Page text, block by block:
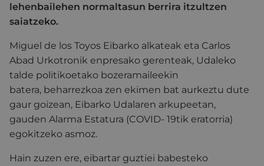
lehenbailehen normaltasun berrira itzultzen
saiatzeko.
Miguel de los Toyos Eibarko alkateak eta Carlos
Abad Urkotronik enpresako gerenteak, Udaleko
talde politikoetako bozeramaileekin
batera, beharrezkoa zen ekimen bat aurkeztu dute
gaur goizean, Eibarko Udalaren arkupeetan,
gauden Alarma Estatura (COVID- 19tik eratorria)
egokitzeko asmoz.
Hain zuzen ere, eibartar guztiei babesteko